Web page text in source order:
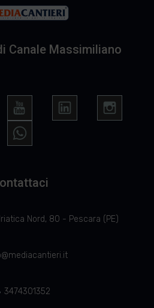
Canale Massimiliano
Nord, 80 - Pescara (PE)
3474301352